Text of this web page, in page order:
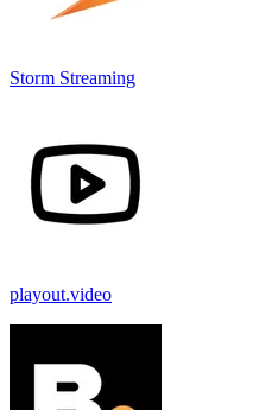
Storm Streaming
playout.video